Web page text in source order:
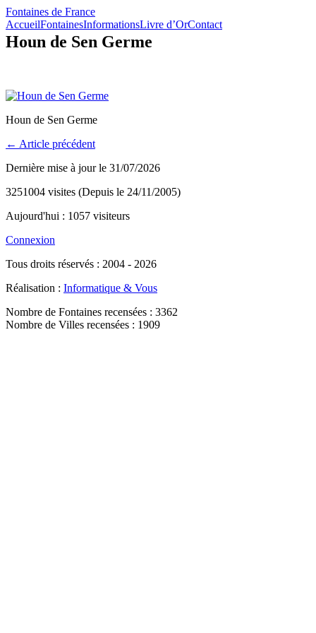
Fontaines de France
AccueilFontainesInformationsLivre d’OrContact
Houn de Sen Germe
Houn de Sen Germe
← Article précédent
Dernière mise à jour le 31/07/2026
3251004 visites (Depuis le 24/11/2005)
Aujourd'hui : 1057 visiteurs
Connexion
Tous droits réservés : 2004 - 2026
Réalisation : Informatique & Vous
Nombre de Fontaines recensées : 3362
Nombre de Villes recensées : 1909